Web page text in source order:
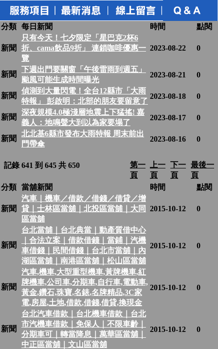
分類 每日新聞 時間 點閱
新聞
只有今天！七夕限定「星巴克2杯6
折、cama飲品9折」 連鎖咖啡優惠一
覽
2023-08-22 0
新聞
下週出門要關窗「午後雷雨到週五」
颱風可能生成時間曝光
2023-08-21 0
新聞
偵測到大量閃電！全台12縣市「大雨
特報」 彭啟明：北部的朋友要留意了
2023-08-18 0
新聞
深夜規模4.0極淺層地震上下猛搖! 嘉
義人：地鳴聲大到以為家要塌了
2023-08-17 0
新聞
北北基6縣市發布大雨特報 周末前出
門帶傘
2023-08-16 0
記錄 641 到 645 共 650
第一
頁
上一
頁
下一
頁
最後一
頁
分類 當舖新聞 時間 點閱
新聞
汽車｜機車／借款／借錢／借貸／增
貸｜士林區當舖｜北投區當舖｜大同
區當舖
2015-10-12 0
新聞
台北當舖｜台北典當｜動產質借中心
｜合法立案｜借款借錢｜當鋪｜汽機
車借錢｜民間借錢｜台北市當舖｜內
湖區當舖｜南港區當舖｜松山區當舖
2015-10-12 0
新聞
汽車,機車,大型重型機車,黃牌機車,紅
牌機車,公司車,分期車,自行車,電動車,
黃金,鑽石,珠寶,名錶,名牌精品,3C家
電,房屋,土地,借款,借錢,借貸,換現金
2015-10-12 0
新聞
台北汽車借款｜台北機車借款｜台北
市汽機車借款｜免保人｜不限車齡｜
分期車可｜轉當降息｜萬華區當舖｜
中正區當舖｜文山區當舖
2015-10-12 0